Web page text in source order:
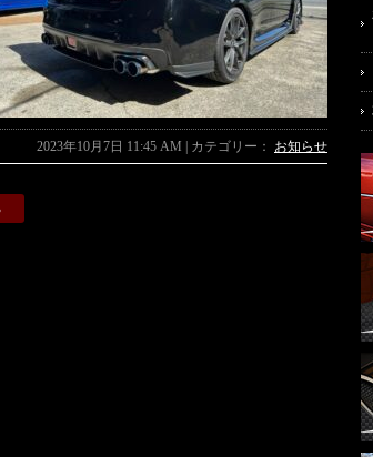
2023年10月7日 11:45 AM | カテゴリー： お知らせ